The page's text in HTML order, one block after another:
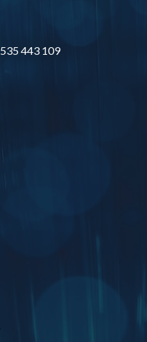
535 443 109